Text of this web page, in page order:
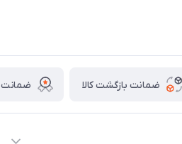
ضمانت بازگشت کالا ضمانت